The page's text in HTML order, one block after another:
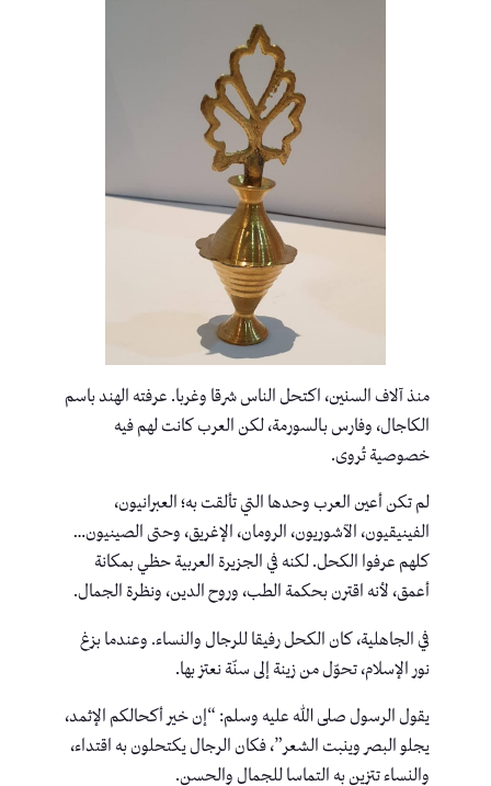
منذ آلاف السنين، اكتحل الناس شرقا وغربا. عرفته الهند باسم
الكاجال، وفارس بـالسورمة، لكن العرب كانت لهم فيه
خصوصية تُروى.
لم تكن أعين العرب وحدها التي تألقت به؛ العبرانيون،
الفينيقيون، الآشوريون، الرومان، الإغريق، وحتى الصينيون…
كلهم عرفوا الكحل. لكنه في الجزيرة العربية حظي بمكانة
أعمق، لأنه اقترن بحكمة الطب، وروح الدين، ونظرة الجمال.
في الجاهلية، كان الكحل رفيقا للرجال والنساء. وعندما بزغ
نور الإسلام، تحوّل من زينة إلى سنّة نعتز بها.
يقول الرسول صلى الله عليه وسلم: “إن خير أكحالكم الإثمد،
يجلو البصر وينبت الشعر”، فكان الرجال يكتحلون به اقتداء،
والنساء تتزين به التماسا للجمال والحسن.